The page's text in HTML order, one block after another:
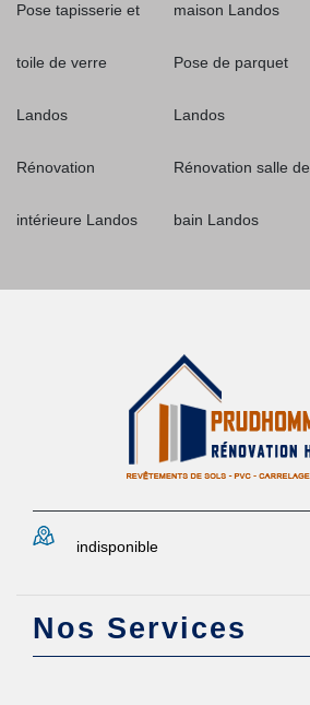
Pose tapisserie et
toile de verre
Landos
Rénovation
intérieure Landos
maison Landos
Pose de parquet
Landos
Rénovation salle de
bain Landos
indisponible
Nos Services